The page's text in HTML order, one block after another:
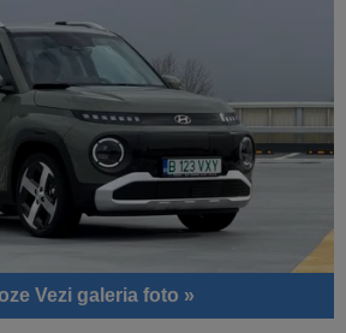
Vezi galeria foto »